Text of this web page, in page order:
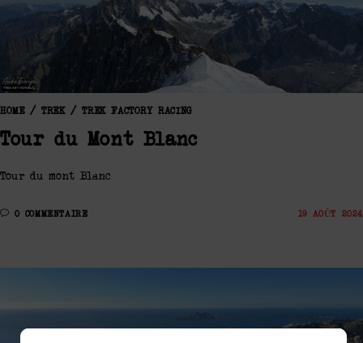
HOME/TREK/TREK FACTORY RACING
Tour du Mont Blanc
Tour du mont Blanc
0 COMMENTAIRE 19 AOÛT 2024